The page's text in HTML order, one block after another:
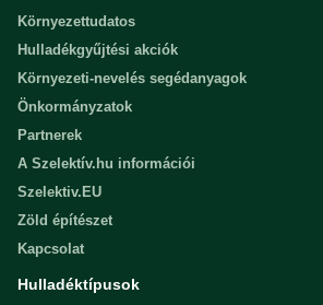
Környezettudatos
Hulladékgyűjtési akciók
Környezeti-nevelés segédanyagok
Önkormányzatok
Partnerek
A Szelektív.hu információi
Szelektiv.EU
Zöld építészet
Kapcsolat
Hulladéktípusok